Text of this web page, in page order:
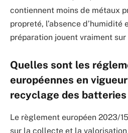
contiennent moins de métaux
propreté, l’absence d’humidité
préparation jouent vraiment
Quelles sont les
européennes en
recyclage des batteries
Le règlement européen 2023/
sur la collecte et la